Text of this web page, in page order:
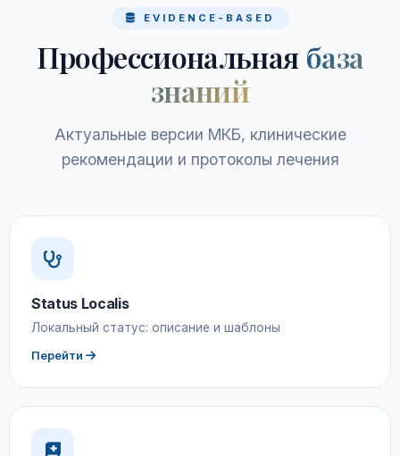
EVIDENCE-BASED
Профессиональная база
знаний
Актуальные версии МКБ, клинические
рекомендации и протоколы лечения
Status Localis
Локальный статус: описание и шаблоны
Перейти